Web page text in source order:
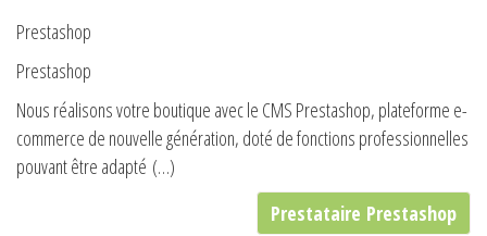
Prestashop
Prestashop
Nous réalisons votre boutique avec le CMS Prestashop, plateforme e-
commerce de nouvelle génération, doté de fonctions professionnelles
pouvant être adapté (…)
Prestataire Prestashop